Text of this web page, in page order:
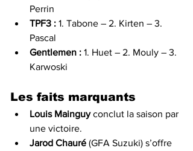
Perrin
TPF3 : 1. Tabone – 2. Kirten – 3.
Pascal
Gentlemen : 1. Huet – 2. Mouly – 3.
Karwoski
Les faits marquants
Louis Mainguy conclut la saison par
une victoire.
Jarod Chauré (GFA Suzuki) s’offre